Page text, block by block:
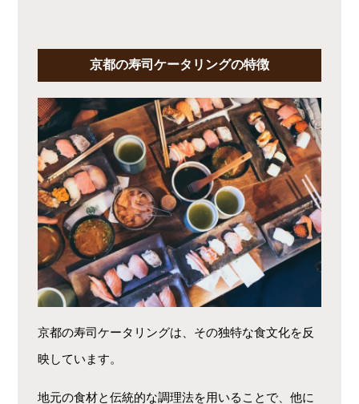
京都の寿司ケータリングの特徴
京都の寿司ケータリングは、その独特な食文化を反
映しています。
地元の食材と伝統的な調理法を用いることで、他に